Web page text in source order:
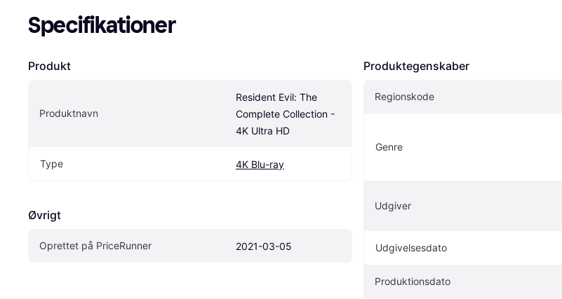
Specifikationer
Produkt
Produktnavn
Resident Evil: The
Complete Collection -
4K Ultra HD
Type 4K Blu-ray
Øvrigt
Oprettet på PriceRunner 2021-03-05
Produktegenskaber
Regionskode
Genre
Udgiver
Udgivelsesdato
Produktionsdato